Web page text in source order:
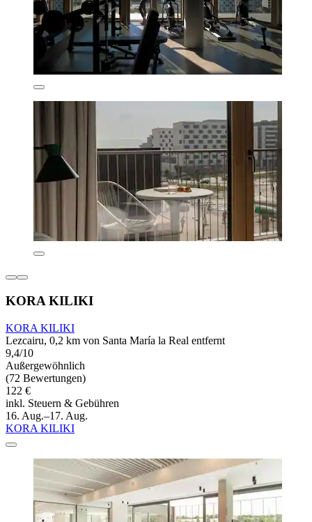
KORA KILIKI
KORA KILIKI
Lezcairu, 0,2 km von Santa María la Real entfernt
9,4/10
Außergewöhnlich
(72 Bewertungen)
122 €
inkl. Steuern & Gebühren
16. Aug.–17. Aug.
KORA KILIKI